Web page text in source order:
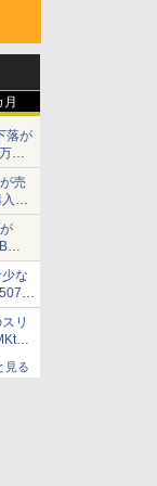
月
落が
円
売
制
7月
ス向
な
ロ
フ
リ
見る